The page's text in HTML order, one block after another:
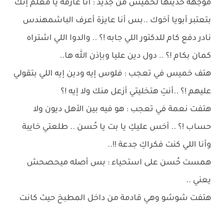
موجهة حديثها لخميس من جديد : أنا عارفة يا معلم إنك
بتعتبر أبويا أخوك ..بس أنا عايزة أعرف الباشمهندس
نادر دفع كام للدكتور اللي جابه !؟ .. والدوا اللي اشتراه
كمان بكام !؟ .. دول دين عليا وبإذن الله ها..
هتف خميس في تعجب : فلوس إيه ودين إيه اللي بتقولي
عليهم !؟ ..أنتِ هتخليتي أزعل منك ولا إيه !؟
هتفت نعمة في تعجب : هو فيه بين الأهل ديون ولا
حساب !؟ .. أخس عليكِ يا بت يا حُسن .. طلعتي خايبة
وأنا اللي كنت فكراكِ جدعة !!..
همست حُسن على استحياء : بس أصله ميحصحش
يعني ..
هتفت شوشو وهي قادمة من داخل المطبخ حيث كانت